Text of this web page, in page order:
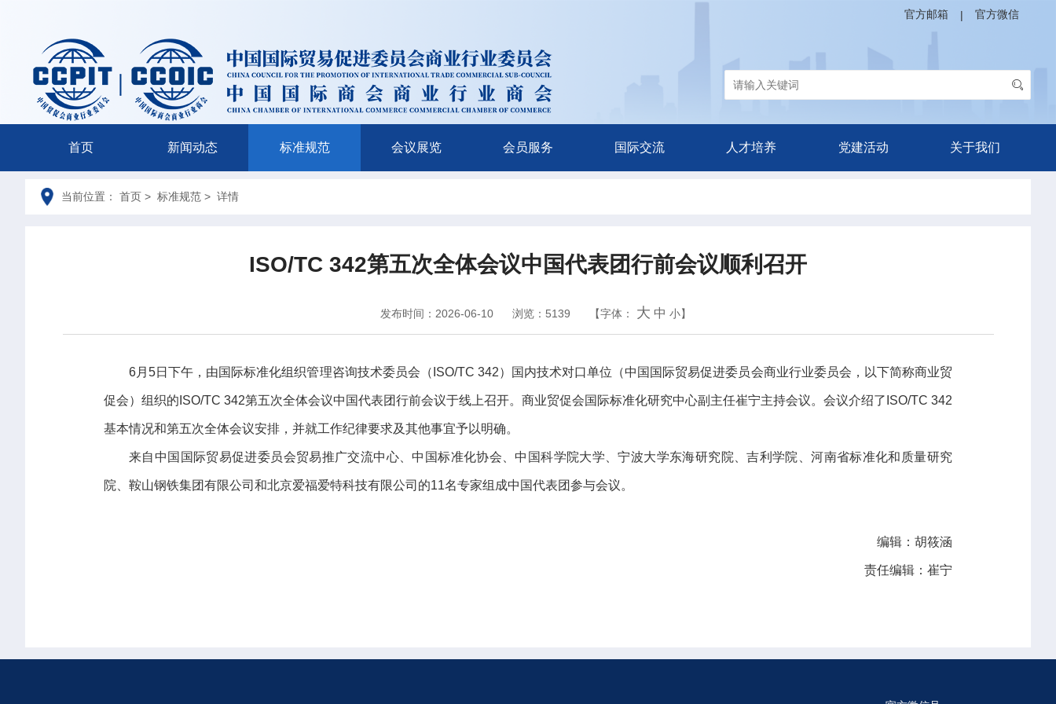
官方邮箱 | 官方微信
首页 新闻动态 标准规范 会议展览 会员服务 国际交流 人才培养 党建活动 关于我们
当前位置： 首页 > 标准规范 > 详情
ISO/TC 342第五次全体会议中国代表团行前会议顺利召开
发布时间：2026-06-10 浏览：5139 【字体： 大 中 小】
6月5日下午，由国际标准化组织管理咨询技术委员会（ISO/TC 342）国内技术对口单位（中国国际贸易促进委员会商业行业委员会，以下简称商业贸
促会）组织的ISO/TC 342第五次全体会议中国代表团行前会议于线上召开。商业贸促会国际标准化研究中心副主任崔宁主持会议。会议介绍了ISO/TC 342
基本情况和第五次全体会议安排，并就工作纪律要求及其他事宜予以明确。
来自中国国际贸易促进委员会贸易推广交流中心、中国标准化协会、中国科学院大学、宁波大学东海研究院、吉利学院、河南省标准化和质量研究
院、鞍山钢铁集团有限公司和北京爱福爱特科技有限公司的11名专家组成中国代表团参与会议。
编辑：胡筱涵
责任编辑：崔宁